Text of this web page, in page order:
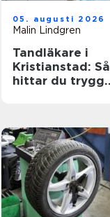
05. augusti 2026
Malin Lindgren
Tandläkare i
Kristianstad: Så
hittar du trygg